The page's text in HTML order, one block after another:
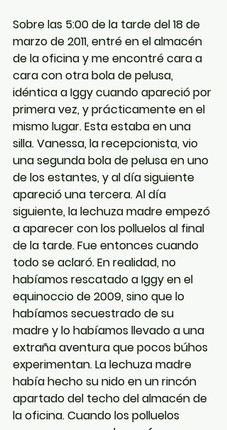
Sobre las 5:00 de la tarde del 18 de
marzo de 2011, entré en el almacén
de la oficina y me encontré cara a
cara con otra bola de pelusa,
idéntica a Iggy cuando apareció por
primera vez, y prácticamente en el
mismo lugar. Esta estaba en una
silla. Vanessa, la recepcionista, vio
una segunda bola de pelusa en uno
de los estantes, y al día siguiente
apareció una tercera. Al día
siguiente, la lechuza madre empezó
a aparecer con los polluelos al final
de la tarde. Fue entonces cuando
todo se aclaró. En realidad, no
habíamos rescatado a Iggy en el
equinoccio de 2009, sino que lo
habíamos secuestrado de su
madre y lo habíamos llevado a una
extraña aventura que pocos búhos
experimentan. La lechuza madre
había hecho su nido en un rincón
apartado del techo del almacén de
la oficina. Cuando los polluelos